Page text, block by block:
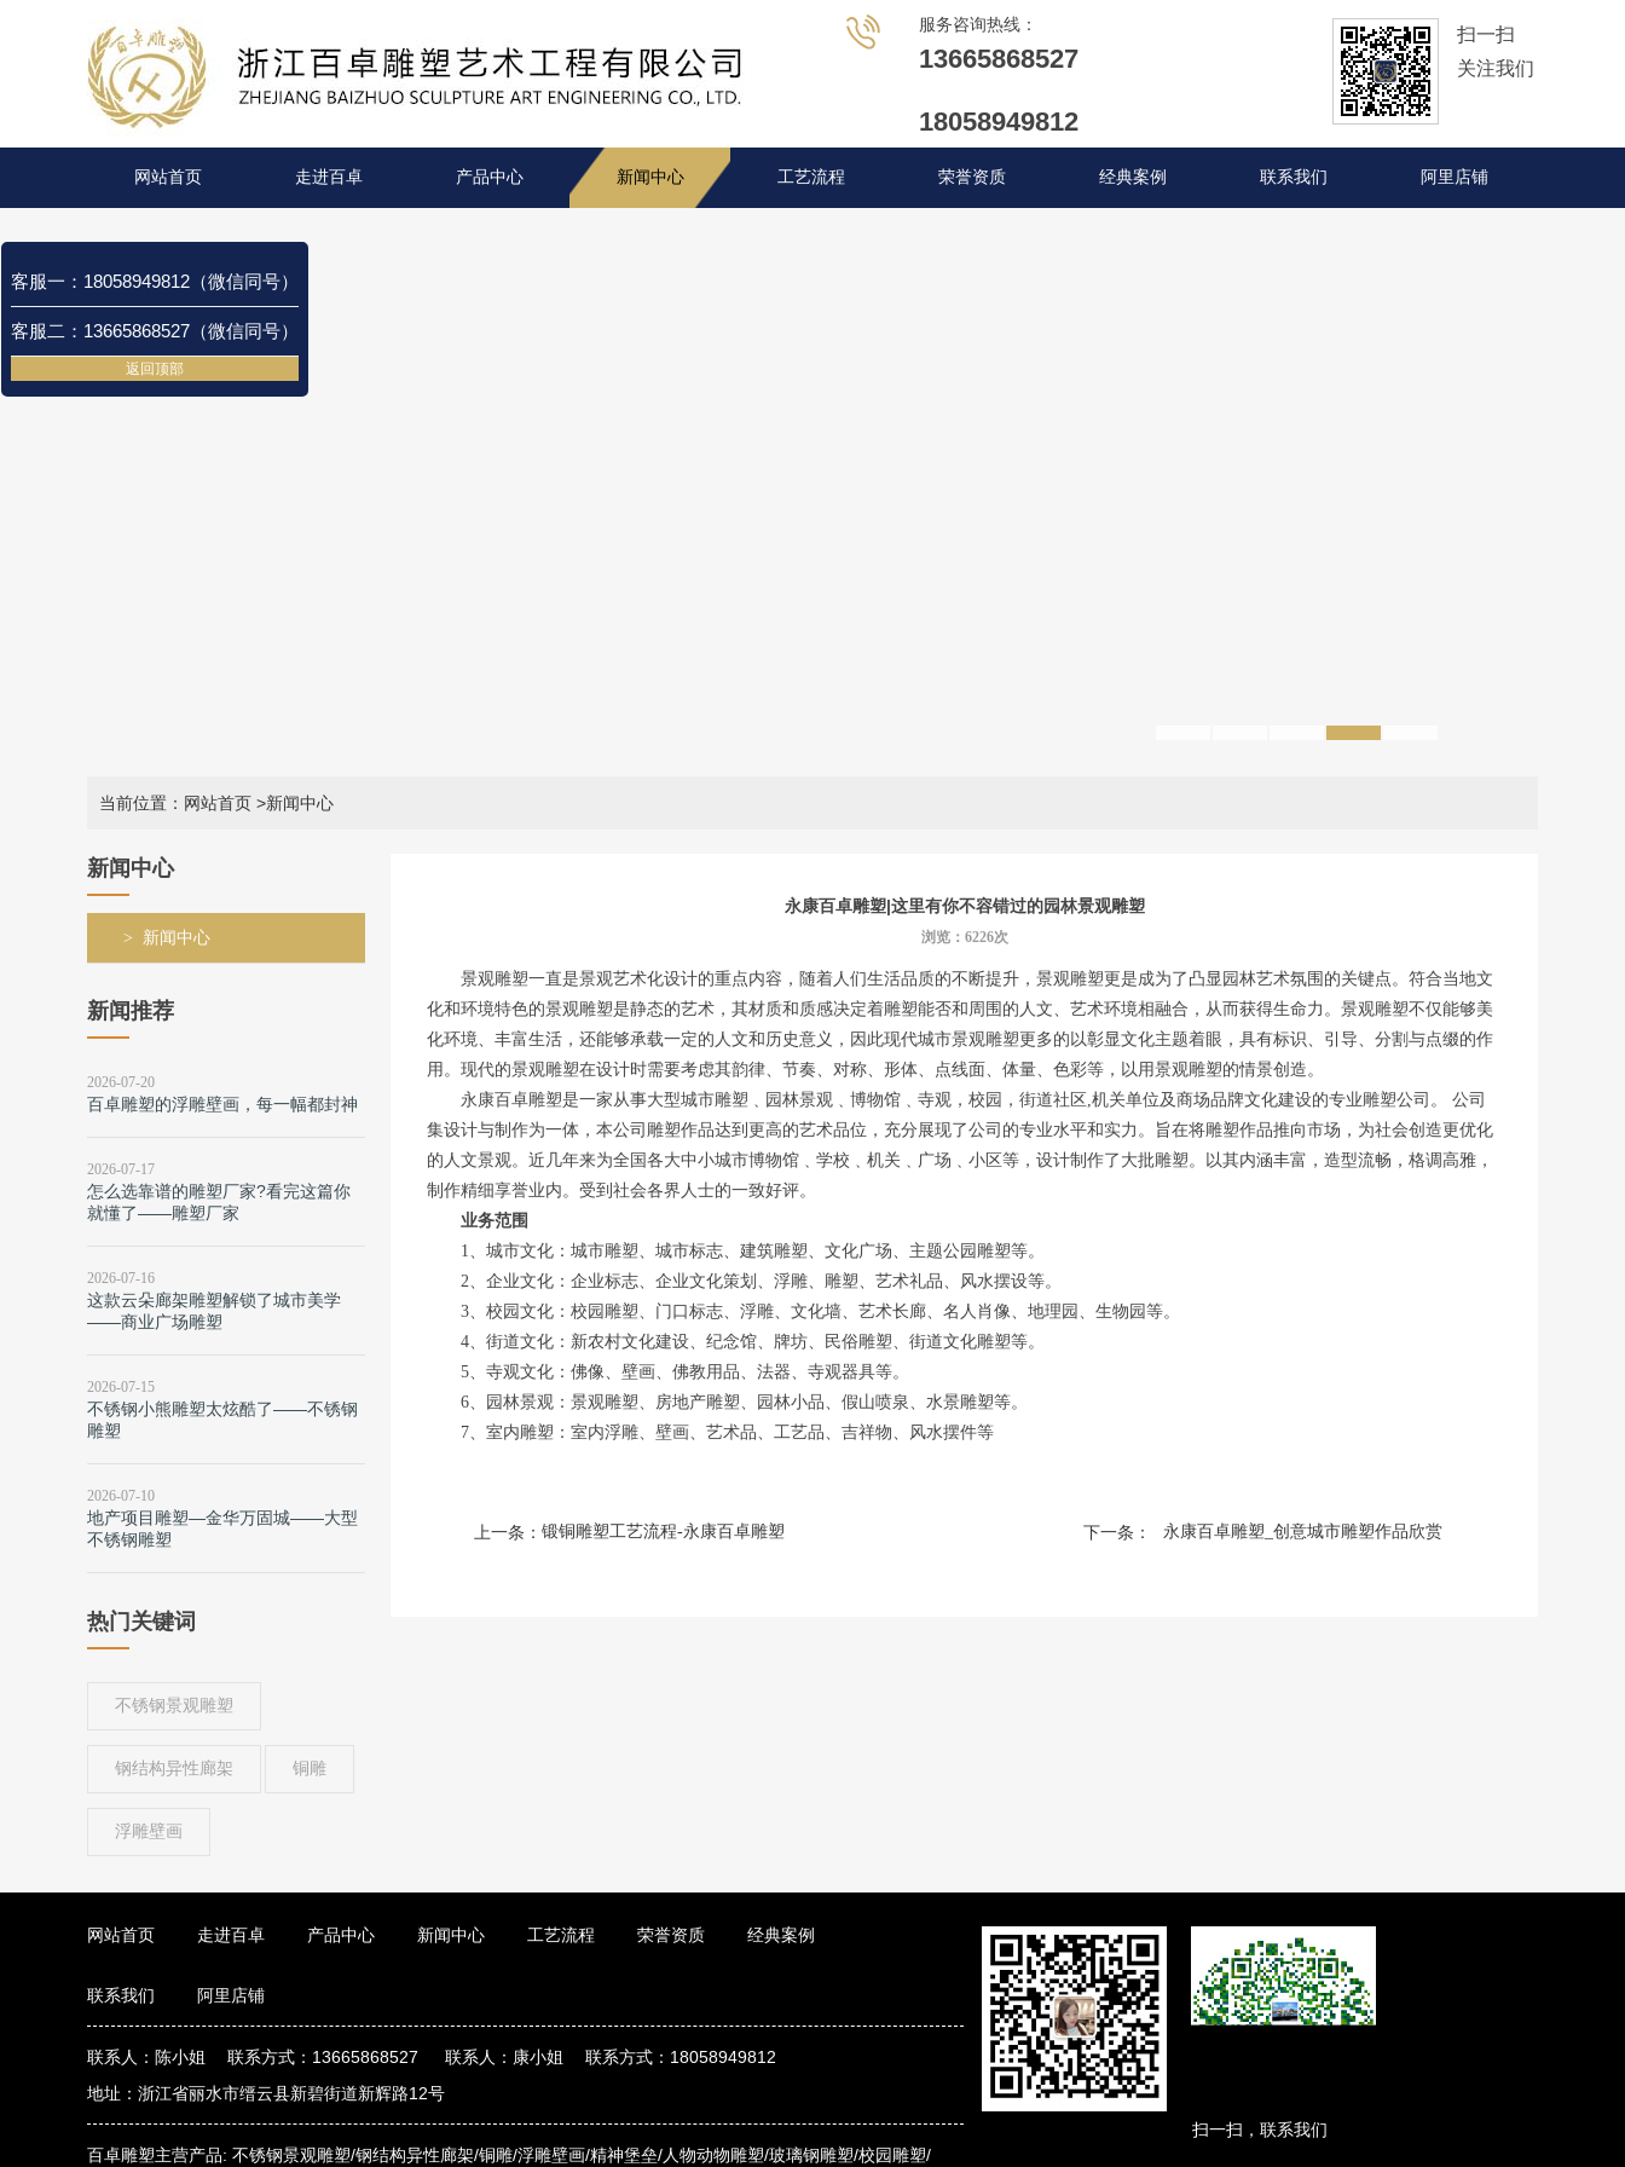
服务咨询热线：
13665868527
18058949812
扫一扫
关注我们
网站首页 走进百卓 产品中心 新闻中心 工艺流程 荣誉资质 经典案例 联系我们 阿里店铺
当前位置：网站首页 >新闻中心
新闻中心
新闻中心
新闻推荐
2026-07-20
百卓雕塑的浮雕壁画，每一幅都封神
2026-07-17
怎么选靠谱的雕塑厂家?看完这篇你
就懂了——雕塑厂家
2026-07-16
这款云朵廊架雕塑解锁了城市美学
——商业广场雕塑
2026-07-15
不锈钢小熊雕塑太炫酷了——不锈钢
雕塑
2026-07-10
地产项目雕塑—金华万固城——大型
不锈钢雕塑
热门关键词
不锈钢景观雕塑
钢结构异性廊架 铜雕
浮雕壁画
永康百卓雕塑|这里有你不容错过的园林景观雕塑
浏览：6226次
景观雕塑一直是景观艺术化设计的重点内容，随着人们生活品质的不断提升，景观雕塑更是成为了凸显园林艺术氛围的关键点。符合当地文
化和环境特色的景观雕塑是静态的艺术，其材质和质感决定着雕塑能否和周围的人文、艺术环境相融合，从而获得生命力。景观雕塑不仅能够美
化环境、丰富生活，还能够承载一定的人文和历史意义，因此现代城市景观雕塑更多的以彰显文化主题着眼，具有标识、引导、分割与点缀的作
用。现代的景观雕塑在设计时需要考虑其韵律、节奏、对称、形体、点线面、体量、色彩等，以用景观雕塑的情景创造。
永康百卓雕塑是一家从事大型城市雕塑﹑园林景观﹑博物馆﹑寺观，校园，街道社区,机关单位及商场品牌文化建设的专业雕塑公司。 公司
集设计与制作为一体，本公司雕塑作品达到更高的艺术品位，充分展现了公司的专业水平和实力。旨在将雕塑作品推向市场，为社会创造更优化
的人文景观。近几年来为全国各大中小城市博物馆﹑学校﹑机关﹑广场﹑小区等，设计制作了大批雕塑。以其内涵丰富，造型流畅，格调高雅，
制作精细享誉业内。受到社会各界人士的一致好评。
业务范围
1、城市文化：城市雕塑、城市标志、建筑雕塑、文化广场、主题公园雕塑等。
2、企业文化：企业标志、企业文化策划、浮雕、雕塑、艺术礼品、风水摆设等。
3、校园文化：校园雕塑、门口标志、浮雕、文化墙、艺术长廊、名人肖像、地理园、生物园等。
4、街道文化：新农村文化建设、纪念馆、牌坊、民俗雕塑、街道文化雕塑等。
5、寺观文化：佛像、壁画、佛教用品、法器、寺观器具等。
6、园林景观：景观雕塑、房地产雕塑、园林小品、假山喷泉、水景雕塑等。
7、室内雕塑：室内浮雕、壁画、艺术品、工艺品、吉祥物、风水摆件等
上一条： 锻铜雕塑工艺流程-永康百卓雕塑 永康百卓雕塑_创意城市雕塑作品欣赏
下一条：
网站首页 走进百卓 产品中心 新闻中心 工艺流程 荣誉资质 经典案例
联系我们 阿里店铺
联系人：陈小姐 联系方式：13665868527 联系人：康小姐 联系方式：18058949812
地址：浙江省丽水市缙云县新碧街道新辉路12号
百卓雕塑主营产品: 不锈钢景观雕塑/钢结构异性廊架/铜雕/浮雕壁画/精神堡垒/人物动物雕塑/玻璃钢雕塑/校园雕塑/
扫一扫，联系我们
客服一：18058949812（微信同号）
客服二：13665868527（微信同号）
返回顶部